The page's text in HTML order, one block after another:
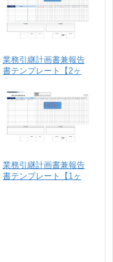
業務引継計画書兼報告
書テンプレート【2ヶ
業務引継計画書兼報告
書テンプレート【1ヶ